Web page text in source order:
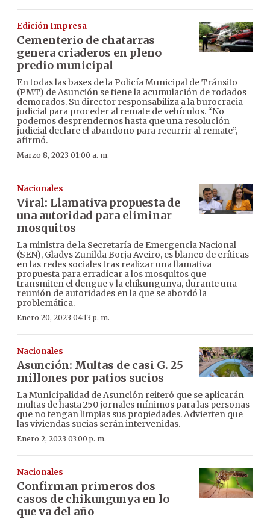
Edición Impresa
Cementerio de chatarras
genera criaderos en pleno
predio municipal
En todas las bases de la Policía Municipal de Tránsito
(PMT) de Asunción se tiene la acumulación de rodados
demorados. Su director responsabiliza a la burocracia
judicial para proceder al remate de vehículos. “No
podemos desprendernos hasta que una resolución
judicial declare el abandono para recurrir al remate”,
afirmó.
Marzo 8, 2023 01:00 a. m.
Nacionales
Viral: Llamativa propuesta de
una autoridad para eliminar
mosquitos
La ministra de la Secretaría de Emergencia Nacional
(SEN), Gladys Zunilda Borja Aveiro, es blanco de críticas
en las redes sociales tras realizar una llamativa
propuesta para erradicar a los mosquitos que
transmiten el dengue y la chikungunya, durante una
reunión de autoridades en la que se abordó la
problemática.
Enero 20, 2023 04:13 p. m.
Nacionales
Asunción: Multas de casi G. 25
millones por patios sucios
La Municipalidad de Asunción reiteró que se aplicarán
multas de hasta 250 jornales mínimos para las personas
que no tengan limpias sus propiedades. Advierten que
las viviendas sucias serán intervenidas.
Enero 2, 2023 03:00 p. m.
Nacionales
Confirman primeros dos
casos de chikungunya en lo
que va del año